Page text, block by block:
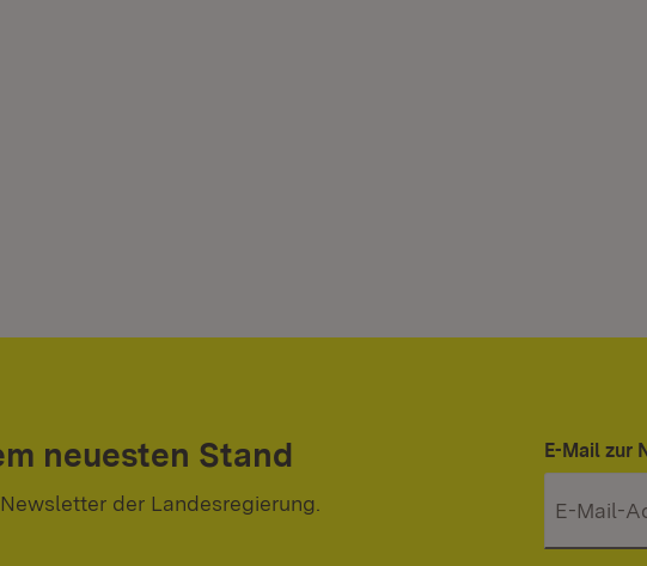
neuesten Stand
der Landesregierung.
E-Mail zur